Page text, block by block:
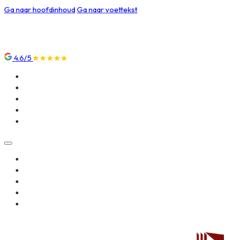
Ga naar hoofdinhoudGa naar voettekst
4.6/5